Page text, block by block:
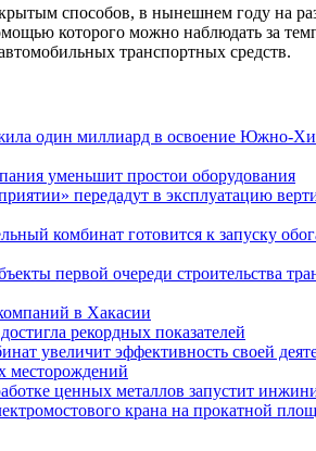
способов, в нынешнем году на
которого можно наблюдать за
транспортных средств.
один миллиард в освоение Южно-
уменьшит простои оборудования
передадут в эксплуатацию
комбинат готовится к запуску
первой очереди строительства
в Хакасии
рекордных показателей
увеличит эффективность своей
месторождений
ценных металлов запустит
крана на прокатной